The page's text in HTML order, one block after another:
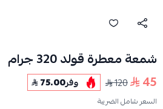
شمعة معطرة قولد 320 جرام
45
120 وفر75.00
السعر شامل الضريبة